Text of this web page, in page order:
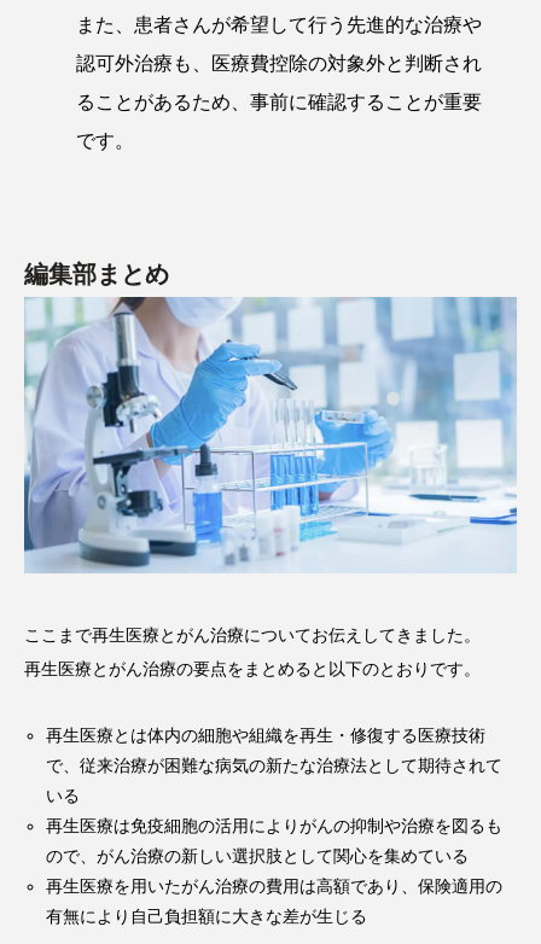
また、患者さんが希望して行う先進的な治療や
認可外治療も、医療費控除の対象外と判断され
ることがあるため、事前に確認することが重要
です。
編集部まとめ
ここまで再生医療とがん治療についてお伝えしてきました。
再生医療とがん治療の要点をまとめると以下のとおりです。
再生医療とは体内の細胞や組織を再生・修復する医療技術
で、従来治療が困難な病気の新たな治療法として期待されて
いる
再生医療は免疫細胞の活用によりがんの抑制や治療を図るも
ので、がん治療の新しい選択肢として関心を集めている
再生医療を用いたがん治療の費用は高額であり、保険適用の
有無により自己負担額に大きな差が生じる